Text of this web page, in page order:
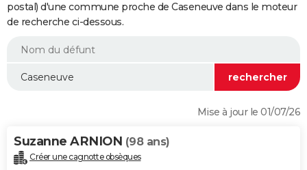
Essais
Réserver un essai
Citadines
Berlines
SUV
Forum auto
+
HIGH-TECH
BRICOLAGE
WEEK-END
Alimentation
Guide de la santé
Maladies
Médicaments
Sommeil
VOYAGE
postal) d'une commune proche de Caseneuve dans le moteur
de recherche ci-dessous.
Mise à jour le 01/07/26
Suzanne ARNION (98 ans)
Créer une cagnotte obsèques